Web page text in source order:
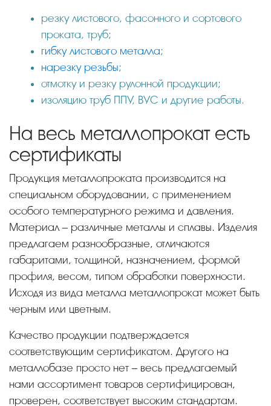
резку листового, фасонного и сортового
проката, труб;
гибку листового металла;
нарезку резьбы;
отмотку и резку рулонной продукции;
изоляцию труб ППУ, ВУС и другие работы.
На весь металлопрокат есть
сертификаты
Продукция металлопроката производится на
специальном оборудовании, с применением
особого температурного режима и давления.
Материал – различные металлы и сплавы. Изделия
предлагаем разнообразные, отличаются
габаритами, толщиной, назначением, формой
профиля, весом, типом обработки поверхности.
Исходя из вида металла металлопрокат может быть
черным или цветным.
Качество продукции подтверждается
соответствующим сертификатом. Другого на
металлобазе просто нет – весь предлагаемый
нами ассортимент товаров сертифицирован,
проверен, соответствует высоким стандартам.